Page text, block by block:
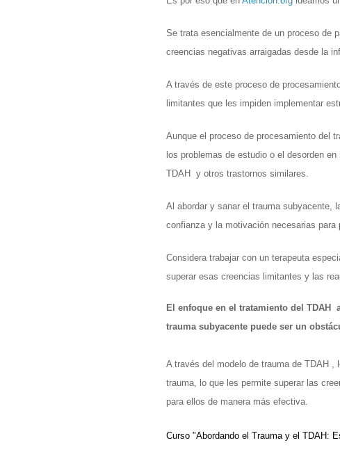
Se trata esencialmente de un proceso de
creencias negativas arraigadas desde la
A través de este proceso de
limitantes que les impiden implementar
Aunque el proceso de procesamiento del
los problemas de estudio o el desorden
TDAH  y otros trastornos similares.
Al abordar y sanar el trauma subyacente,
confianza y la motivación necesarias
Considera trabajar con un terapeuta
superar esas creencias limitantes y las
El enfoque en el tratamiento del TDAH
trauma subyacente puede ser un
A través del modelo de trauma de TDAH
trauma, lo que les permite superar las
para ellos de manera más efectiva.
Curso "Abordando el Trauma y el TDAH: